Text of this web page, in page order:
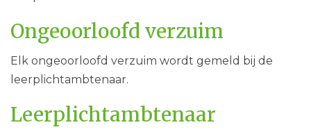
Ongeoorloofd verzuim
Elk ongeoorloofd verzuim wordt gemeld bij de
leerplichtambtenaar.
Leerplichtambtenaar